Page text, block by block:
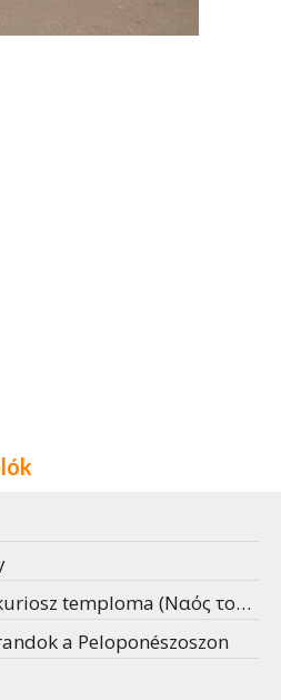
(Ναός του Επικουρίου Απόλλωνα)
a Peloponészoszon